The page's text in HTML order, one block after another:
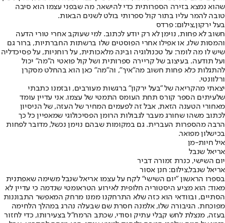
שהוא נמצא בזירה הספרותית כדי להישאר, מה שבפני עצמו הוא סיבה
טובה להמר עליו בתור קול ספרותי בולט לשנים הבאות.
בעל ירקון,צילום: פרדס
חשוב לא פחות, נוימן לא רק יודע לכתוב. למי שעוקב אחרי טורי הדעה
והמסות שלו, או אפילו אחרי הפוסטים שלו ברשתות החברתיות, ברור גם
שיש לו מה לומר: על טכנולוגיה ובינה מלאכותית, על רוחניות, על פסיכדליה
ועל תודעה. בעיצוב של קריירה ספרותית ושל קול פואטי ה"מה" יכול
להתגלות כלא פחות חשוב מה"איך", וה"מה" כאן הוא בהחלט מסקרן
ורלוונטי.
יצאתי מהקריאה של "בעל ירקון" ברגשות מעורבים, ובזמנו כתבתי
שלעיתים הספר קורס תחת העומס התמטי של עצמו. אני עדיין עומד
מאחורי הטענה הזאת, אבל זה לפעמים המחיר של העזה, של הניסיון
לכתוב משהו שחורג מעבר לגבולות הרומן הפסיכולוגי שמאפיין כל כך
הרבה מהספרות העברית. גם במקומות שבהם נוימן נכשל, מדובר לפחות
בכישלון מפואר.
איל חיות-מן
אריאל שנבל
יום השישי, כנרת זמורה דביר
אריאל שנבל,צילום: חנן אסור
בספרו הראשון "יום השישי" לקח על עצמו אריאל שנבל משימה שאפתנית
מאוד: הוא מציע היסטוריה חלופית לאירוע הטראומטי שנדמה כי עדיין לא
הסתיים, ובוודאי הוא כזה שלא התרחקנו ממנו מרחק המאפשר התבוננות
מפוכחת. הגיבורה שלו, אלמנה חסרת שם שבעלה נהרג במהלך הלחימה
בעזה, מנצלת לחש קבלי עתיק וסודי, שכתב הרמח"ל בצעירותו, כדי לחזור